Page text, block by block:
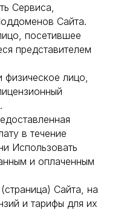
Сервиса,
Сайта.
посетившее
представителем
лицо,
в течение
Использовать
и оплаченным
Сайта, на
и тарифы для их